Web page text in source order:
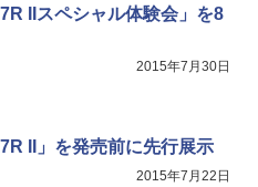
IIスペシャル体験会」を8
2015年7月30日
II」を発売前に先行展示
2015年7月22日